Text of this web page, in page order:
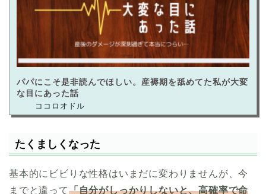
パパにこそ是非読んでほしい。産褥期を舐めてた私が大変
な目にあった話
たくましくなった
基本的にビビりな性格はいまだに変わりませんが、今
までと違って「自分がしっかりしないと、高確率で命